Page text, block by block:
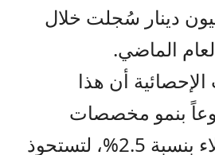
بـ 595 مليون دينار سُجلت خلال
الماضي.
أن هذا
بنمو مخصصات
المتقاعدين الأصلاء بنسبة 2.5%، لتستحوذ